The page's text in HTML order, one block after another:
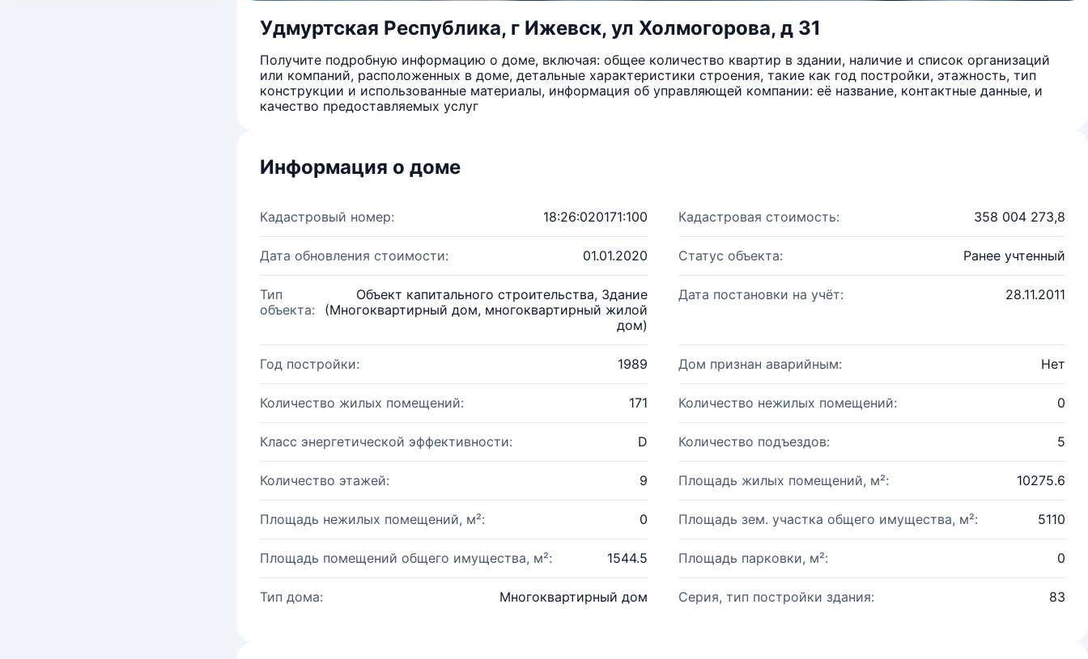
Удмуртская Республика, г Ижевск, ул Холмогорова, д 31
Получите подробную информацию о доме, включая: общее количество квартир в здании, наличие и список организаций
или компаний, расположенных в доме, детальные характеристики строения, такие как год постройки, этажность, тип
конструкции и использованные материалы, информация об управляющей компании: её название, контактные данные, и
качество предоставляемых услуг
Информация о доме
Кадастровый номер: 18:26:020171:100 Кадастровая стоимость: 358 004 273,8
Дата обновления стоимости: 01.01.2020 Статус объекта: Ранее учтенный
Тип
объекта:
Объект капитального строительства, Здание
(Многоквартирный дом, многоквартирный жилой
дом)
Дата постановки на учёт: 28.11.2011
Год постройки: 1989 Дом признан аварийным: Нет
Количество жилых помещений: 171 Количество нежилых помещений: 0
Класс энергетической эффективности: D Количество подъездов: 5
Количество этажей: 9 Площадь жилых помещений, м²: 10275.6
Площадь нежилых помещений, м²: 0 Площадь зем. участка общего имущества, м²: 5110
Площадь помещений общего имущества, м²: 1544.5 Площадь парковки, м²: 0
Тип дома: Многоквартирный дом Серия, тип постройки здания: 83